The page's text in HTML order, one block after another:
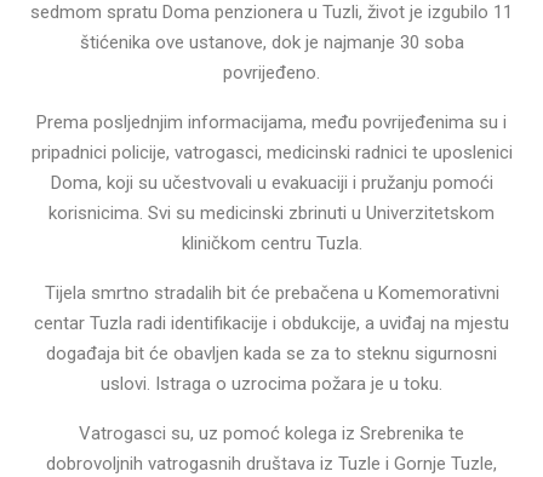
sedmom spratu Doma penzionera u Tuzli, život je izgubilo 11
štićenika ove ustanove, dok je najmanje 30 soba
povrijeđeno.
Prema posljednjim informacijama, među povrijeđenima su i
pripadnici policije, vatrogasci, medicinski radnici te uposlenici
Doma, koji su učestvovali u evakuaciji i pružanju pomoći
korisnicima. Svi su medicinski zbrinuti u Univerzitetskom
kliničkom centru Tuzla.
Tijela smrtno stradalih bit će prebačena u Komemorativni
centar Tuzla radi identifikacije i obdukcije, a uviđaj na mjestu
događaja bit će obavljen kada se za to steknu sigurnosni
uslovi. Istraga o uzrocima požara je u toku.
Vatrogasci su, uz pomoć kolega iz Srebrenika te
dobrovoljnih vatrogasnih društava iz Tuzle i Gornje Tuzle,